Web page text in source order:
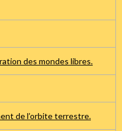
des mondes libres.
de l’orbite terrestre.